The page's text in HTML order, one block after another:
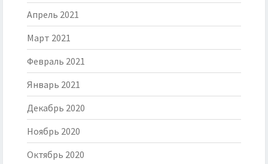
Апрель 2021
Март 2021
Февраль 2021
Январь 2021
Декабрь 2020
Ноябрь 2020
Октябрь 2020